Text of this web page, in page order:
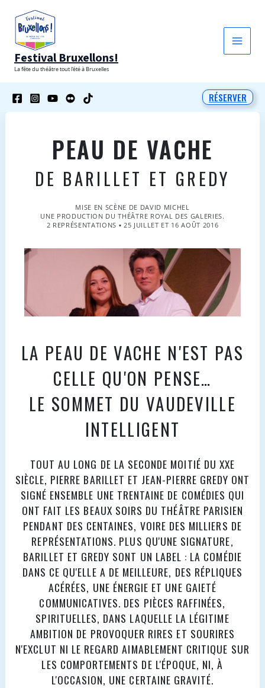
contenu
Festival Bruxellons!
La fête du théâtre tout l'été à Bruxelles
RÉSERVER
PEAU DE VACHE
DE BARILLET ET GREDY
MISE EN SCÈNE DE DAVID MICHEL
UNE PRODUCTION DU THÉÂTRE ROYAL DES GALERIES.
2 REPRÉSENTATIONS ▪ 25 JUILLET ET 16 AOÛT 2016
LA PEAU DE VACHE N'EST PAS
CELLE QU'ON PENSE…
LE SOMMET DU VAUDEVILLE
INTELLIGENT
TOUT AU LONG DE LA SECONDE MOITIÉ DU XXE
SIÈCLE, PIERRE BARILLET ET JEAN-PIERRE GREDY ONT
SIGNÉ ENSEMBLE UNE TRENTAINE DE COMÉDIES QUI
ONT FAIT LES BEAUX SOIRS DU THÉÂTRE PARISIEN
PENDANT DES CENTAINES, VOIRE DES MILLIERS DE
REPRÉSENTATIONS. PLUS QU'UNE SIGNATURE,
BARILLET ET GREDY SONT UN LABEL : LA COMÉDIE
DANS CE QU'ELLE A DE MEILLEURE, DES RÉPLIQUES
ACÉRÉES, UNE ÉNERGIE ET UNE GAIETÉ
COMMUNICATIVES. DES PIÈCES RAFFINÉES,
SPIRITUELLES, DANS LAQUELLE LA LÉGITIME
AMBITION DE PROVOQUER RIRES ET SOURIRES
N'EXCLUT NI LE REGARD AIMABLEMENT CRITIQUE SUR
LES COMPORTEMENTS DE L'ÉPOQUE, NI, À
L'OCCASION, UNE CERTAINE GRAVITÉ.